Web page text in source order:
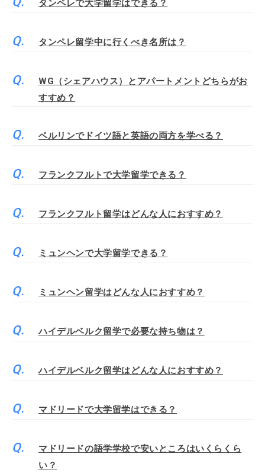
タンペレで大学留学はできる？
タンペレ留学中に行くべき名所は？
WG（シェアハウス）とアパートメントどちらがお
すすめ？
ベルリンでドイツ語と英語の両方を学べる？
フランクフルトで大学留学できる？
フランクフルト留学はどんな人におすすめ？
ミュンヘンで大学留学できる？
ミュンヘン留学はどんな人におすすめ？
ハイデルベルク留学で必要な持ち物は？
ハイデルベルク留学はどんな人におすすめ？
マドリードで大学留学はできる？
マドリードの語学学校で安いところはいくらくら
い？